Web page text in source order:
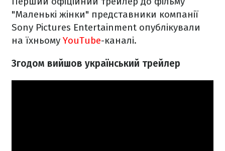
"Маленькі жінки" представники компанії
Sony Pictures Entertainment опублікували
на їхньому YouTube-каналі.
Згодом вийшов український трейлер